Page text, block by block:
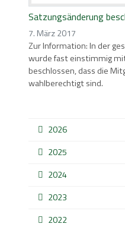
Satzungsänderung
7. März 2017
Zur Information: In der
wurde fast einstimmig
beschlossen, dass die
wahlberechtigt sind.
2026
2025
2024
2023
2022